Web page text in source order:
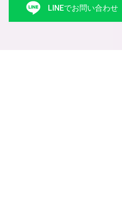
LINEでお問い合わせ